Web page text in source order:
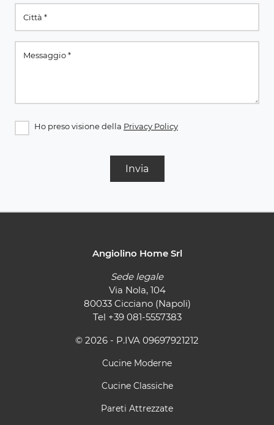
Ho preso visione della Privacy Policy
Invia
Angiolino Home Srl
Sede legale
Via Nola, 104
80033 Cicciano (Napoli)
Tel +39 081-5557383
© 2026 - P.IVA 09697921212
Cucine Moderne
Cucine Classiche
Pareti Attrezzate